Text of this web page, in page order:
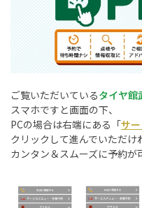
ご覧いただいているタイヤ館
スマホですと画面の下、
PCの場合は右端にある「サ
クリックして進んでいただけ
カンタン＆スムーズに予約が